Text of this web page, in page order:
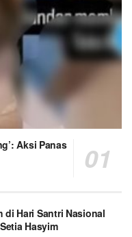
Aksi Panas
di Hari Santri Nasional
Hasyim